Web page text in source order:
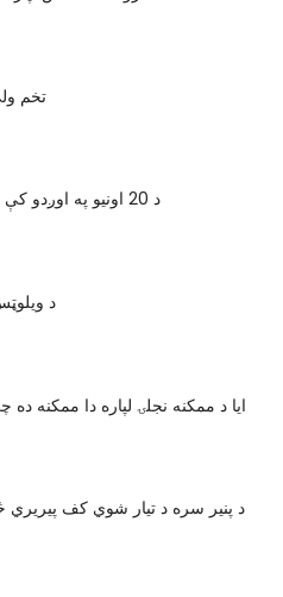
تخم
د 20 اونیو په اوږدو کې د جنین حرکت
د
ایا د ممکنه نجلۍ لپاره دا ممکنه
د پنیر سره د تیار شوي کف پیریري